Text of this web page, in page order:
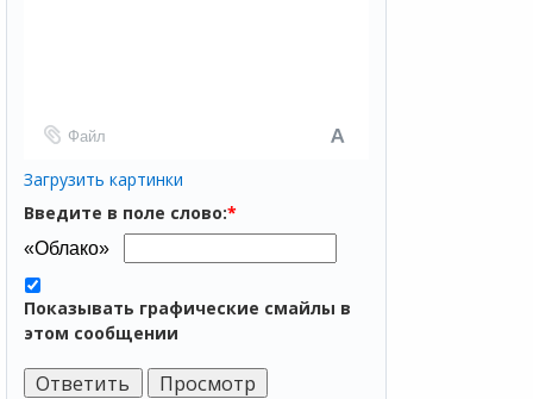
Файл
Загрузить картинки
Введите в поле слово:*
Показывать графические смайлы в
этом сообщении